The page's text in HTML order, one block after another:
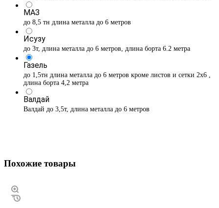
МАЗ
до 8,5 тн длина металла до 6 метров
Исузу
до 3т, длина металла до 6 метров, длина борта 6.2 метра
Газель
до 1,5тн длина металла до 6 метров кроме листов и сетки 2х6 ,
длина борта 4,2 метра
Валдай
Валдай до 3,5т, длина металла до 6 метров
Похожие товары